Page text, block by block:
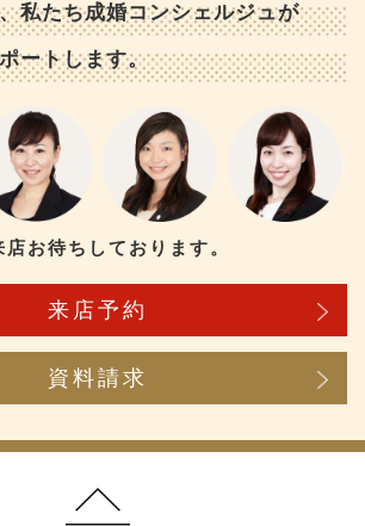
私たち成婚コンシェルジュが
ートします。
店お待ちしております。
来店予約
資料請求